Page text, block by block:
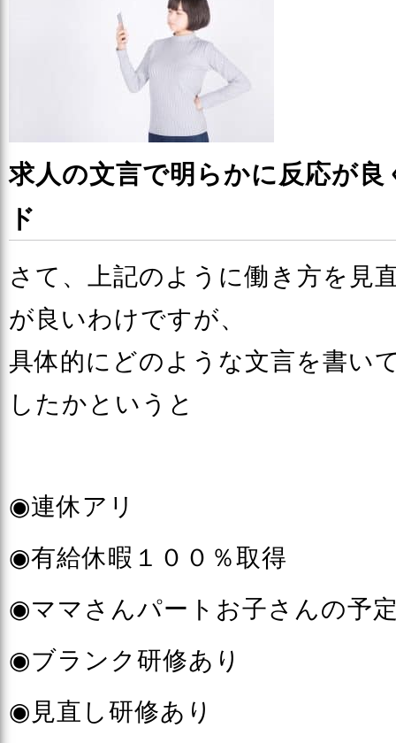
求人の文言で明らかに反応が
ド
さて、上記のように働き方を見
が良いわけですが、
具体的にどのような文言を書い
したかというと
◉連休アリ
◉有給休暇１００％取得
◉ママさんパートお子さんの予
◉ブランク研修あり
◉見直し研修あり